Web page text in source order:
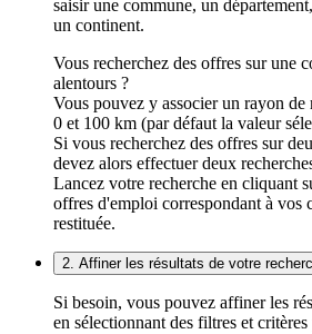
saisir une commune, un
un continent.
Vous recherchez des offres sur une
alentours ?
Vous pouvez y associer un rayon de
0 et 100 km (par défaut la valeur
Si vous recherchez des offres sur
devez alors effectuer deux
Lancez votre recherche en cliquant
offres d'emploi correspondant à vos
restituée.
2. Affiner les résultats de votre
Si besoin, vous pouvez affiner les
en sélectionnant des filtres et critères